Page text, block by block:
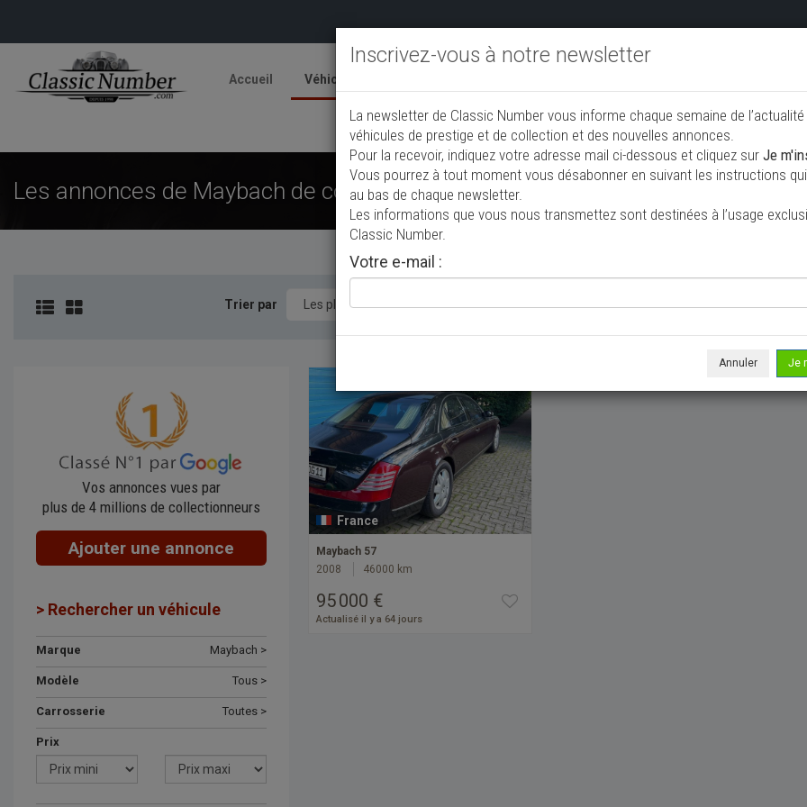
Accueil Véhicules
Ajouter une annonce
Les annonces de Maybach de collection à vendre
Trier par
Vos annonces vues par
plus de 4 millions de collectionneurs
Ajouter une annonce
> Rechercher un véhicule
Marque Maybach >
Modèle Tous >
Carrosserie Toutes >
Prix
France
Maybach 57
2008
46000 km
95 000 €
Actualisé il y a 64 jours
Inscrivez-vous à notre newsletter
La newsletter de Classic Number vous informe chaque semaine de
véhicules de prestige et de collection et des nouvelles annonces.
Pour la recevoir, indiquez votre adresse mail ci-dessous et cliquez sur Je
Vous pourrez à tout moment vous désabonner en suivant les instructions
au bas de chaque newsletter.
Les informations que vous nous transmettez sont destinées à l’usage
Classic Number.
Votre e-mail :
Annuler Je